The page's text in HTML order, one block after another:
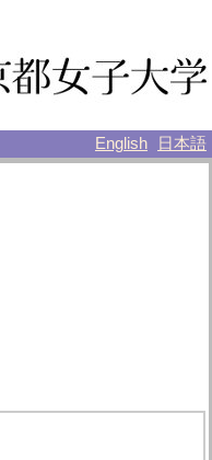
English 日本語